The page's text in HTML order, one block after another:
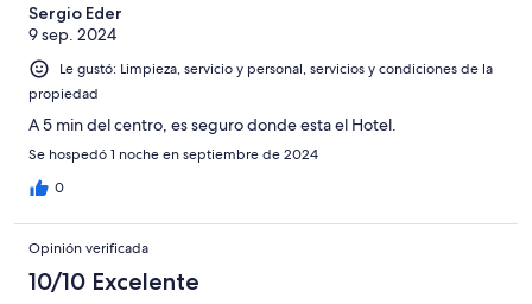
Sergio Eder
9 sep. 2024
Le gustó: Limpieza, servicio y personal, servicios y condiciones de la
propiedad
A 5 min del centro, es seguro donde esta el Hotel.
Se hospedó 1 noche en septiembre de 2024
0
Opinión verificada
10/10 Excelente